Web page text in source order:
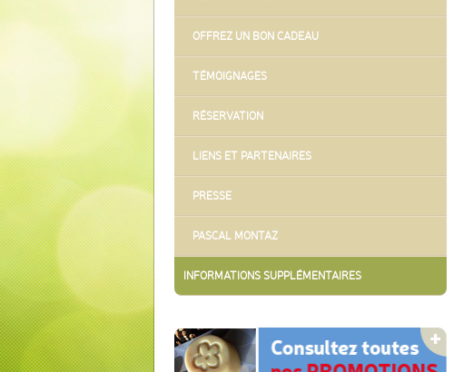
OFFREZ UN BON CADEAU
TÉMOIGNAGES
RÉSERVATION
LIENS ET PARTENAIRES
PRESSE
PASCAL MONTAZ
INFORMATIONS SUPPLÉMENTAIRES